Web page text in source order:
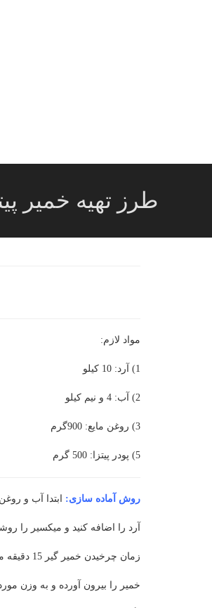
طرز تهیه خمیر
مواد لازم:
1) آرد: 10 کیلو
2) آب: 4 و نیم کیلو
3) روغن مایع: 900گرم
5) پودر پیتزا: 500 گرم
روش آماده سازی: ابتدا آب و
آرد را اضافه کنید و میکسیر را
زمان چرخیدن خمیر گیر 15 دقیقه می باشد.
خمیر را بیرون آورده و به وزن